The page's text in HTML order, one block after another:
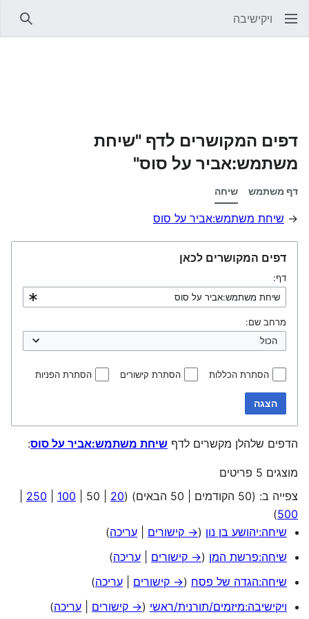
ויקישיבה
דפים המקושרים לדף "שיחת
משתמש:אביר על סוס"
דף משתמש שיחה
→ שיחת משתמש:אביר על סוס
דפים המקושרים לכאן
דף:
מרחב שם:
הסתרת הכללות הסתרת קישורים הסתרת הפניות
הצגה
הדפים שלהלן מקשרים לדף שיחת משתמש:אביר על סוס:
מוצגים 5 פריטים
צפייה ב: (50 הקודמים 50 הבאים ) (
20
50
100
250
500
)
שיחה:יהושע בן נון (→ קישורים עריכה)
שיחה:פרשת המן (→ קישורים עריכה)
שיחה:הגדה של פסח (→ קישורים עריכה)
ויקישיבה:מיזמים/תורנית/ראשי (→ קישורים עריכה)